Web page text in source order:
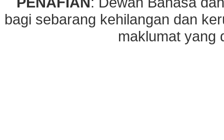
bagi sebarang kehilangan dan
maklumat yang